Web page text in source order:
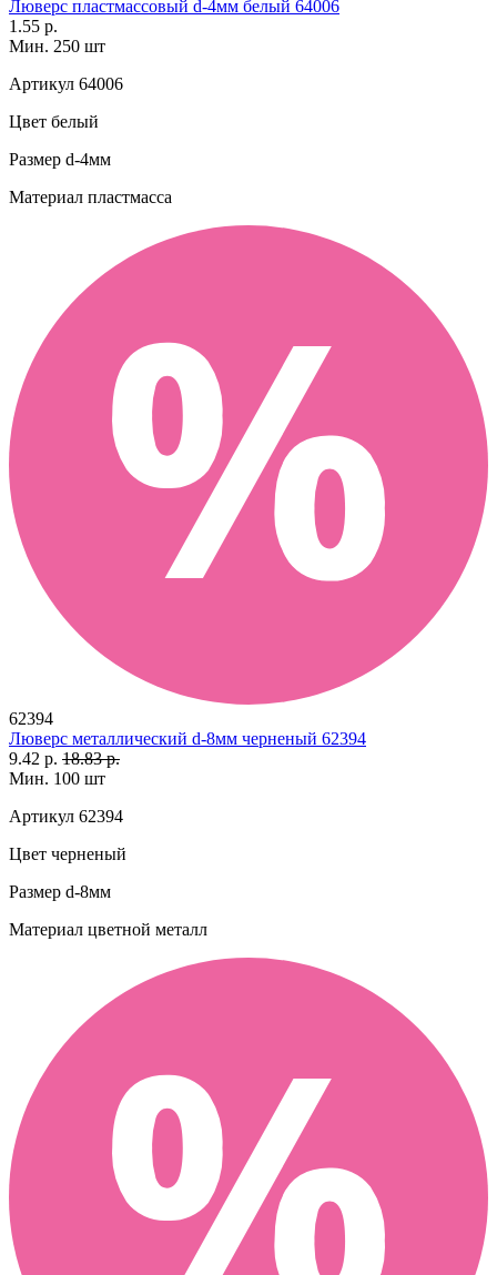
Люверс пластмассовый d-4мм белый 64006
1.55 р.
Мин. 250 шт
Артикул 64006
Цвет белый
Размер d-4мм
Материал пластмасса
62394
Люверс металлический d-8мм черненый 62394
9.42 р. 18.83 р.
Мин. 100 шт
Артикул 62394
Цвет черненый
Размер d-8мм
Материал цветной металл